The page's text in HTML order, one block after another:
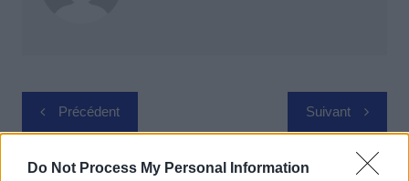
Do Not Process My Personal Information
Navigation
de
l’article
Précédent Suivant